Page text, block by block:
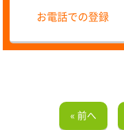
お電話での登録
« 前へ